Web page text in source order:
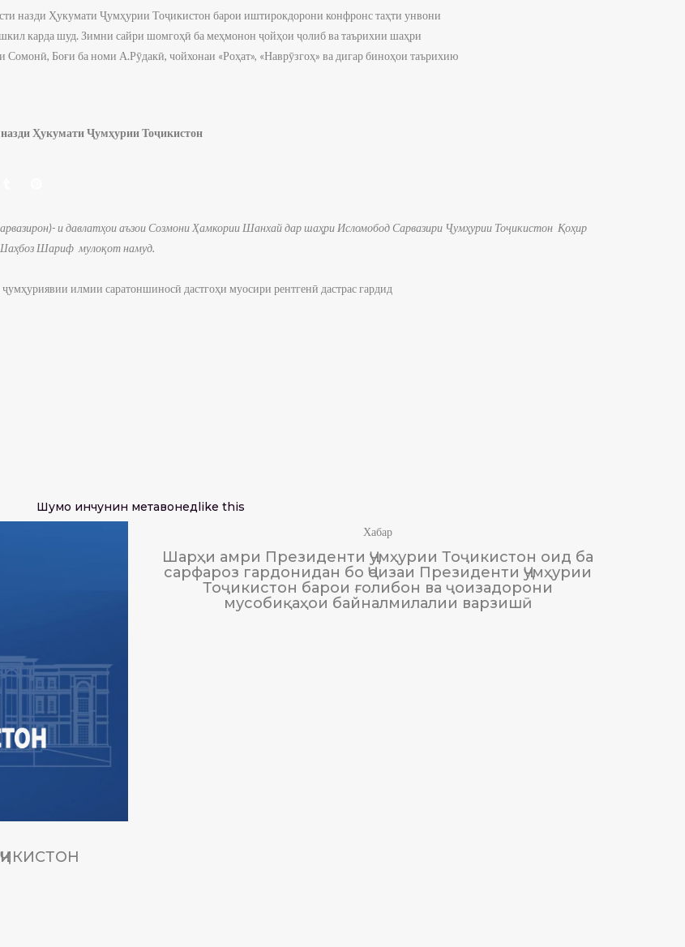
назди Ҳукумати Ҷумҳурии Тоҷикистон барои иштирокдорони конфронс таҳти унвони
карда шуд. Зимни сайри шомгоҳӣ ба меҳмонон ҷойҳои ҷолиб ва таърихии шаҳри
Боғи ба номи А.Рӯдакӣ, чойхонаи «Роҳат», «Наврӯзгоҳ» ва дигар биноҳои таърихию
Ҳукумати Ҷумҳурии Тоҷикистон
и давлатҳои аъзои Созмони Ҳамкории Шанхай дар шаҳри Исломобод Сарвазири Ҷумҳурии Тоҷикистон Қоҳир
Шариф мулоқот намуд.
илмии саратоншиносӣ дастгоҳи муосири рентгенӣ дастрас гардид
Шумо инчунин метавонедlike this
Хабар
Шарҳи амри Президенти Ҷумҳурии Тоҷикистон оид ба
сарфароз гардонидан бо Ҷоизаи Президенти Ҷумҳурии
Тоҷикистон барои ғолибон ва ҷоизадорони
мусобиқаҳои байналмилалии варзишӣ